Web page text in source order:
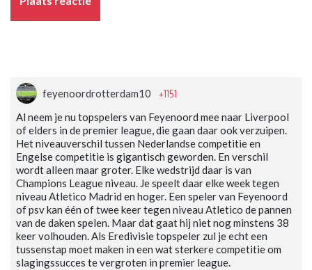
feyenoordrotterdam10 +1151
Al neem je nu topspelers van Feyenoord mee naar Liverpool
of elders in de premier league, die gaan daar ook verzuipen.
Het niveauverschil tussen Nederlandse competitie en
Engelse competitie is gigantisch geworden. En verschil
wordt alleen maar groter. Elke wedstrijd daar is van
Champions League niveau. Je speelt daar elke week tegen
niveau Atletico Madrid en hoger. Een speler van Feyenoord
of psv kan één of twee keer tegen niveau Atletico de pannen
van de daken spelen. Maar dat gaat hij niet nog minstens 38
keer volhouden. Als Eredivisie topspeler zul je echt een
tussenstap moet maken in een wat sterkere competitie om
slagingssucces te vergroten in premier league.